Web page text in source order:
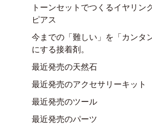
トーンセットでつくるイヤリン
ピアス
今までの「難しい」を「カンタン
にする接着剤。
最近発売の天然石
最近発売のアクセサリーキット
最近発売のツール
最近発売のパーツ